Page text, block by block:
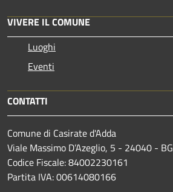
VIVERE IL COMUNE
Luoghi
Eventi
CONTATTI
Comune di Casirate d'Adda
Viale Massimo D’Azeglio, 5 - 24040 - BG
Codice Fiscale: 84002230161
Partita IVA: 00614080166